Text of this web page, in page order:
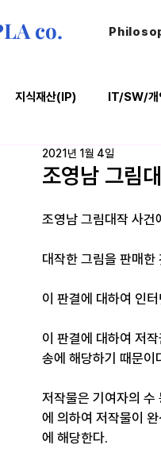
co.
지식재산(IP) IT/SW/개
법률레터
조영남 그림
2021년 1월 4일
조영남 그림대작 사건
대작한 그림을 판매한
이 판결에 대하여 인
이 판결에 대하여 저
송에 해당하기 때문이
저작물은 기여자의 수
에 의하여 저작물이
에 해당한다.